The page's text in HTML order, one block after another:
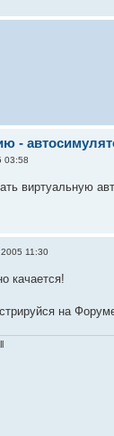
-
03:58
виртуальную
11:30
качается!
на